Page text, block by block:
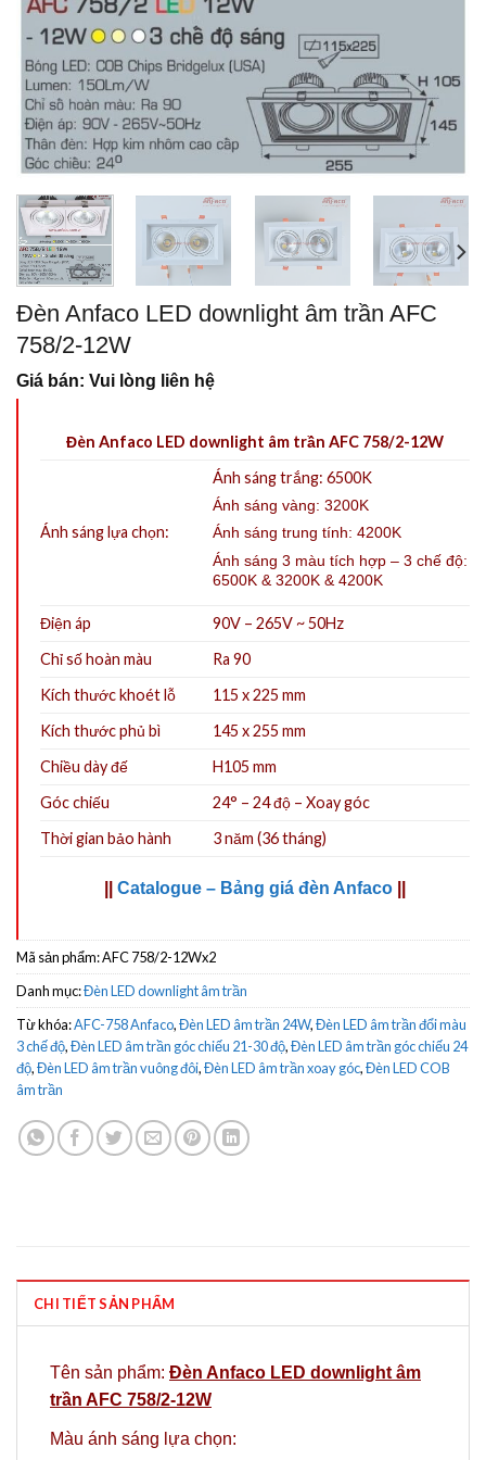
Đèn Anfaco LED downlight âm trần AFC
758/2-12W
Giá bán: Vui lòng liên hệ
Đèn Anfaco LED downlight âm trần AFC 758/2-12W
Ánh sáng lựa chọn:
Ánh sáng trắng: 6500K
Ánh sáng vàng: 3200K
Ánh sáng trung tính: 4200K
Ánh sáng 3 màu tích hợp – 3 chế độ:
6500K & 3200K & 4200K
Điện áp
90V – 265V ~ 50Hz
Chỉ số hoàn màu
Ra 90
Kích thước khoét lỗ
115 x 225 mm
Kích thước phủ bì
145 x 255 mm
Chiều dày đế
H105 mm
Góc chiếu
24° – 24 độ – Xoay góc
Thời gian bảo hành
3 năm (36 tháng)
Catalogue – Bảng giá đèn Anfaco
Mã sản phẩm:AFC 758/2-12Wx2
Danh mục:Đèn LED downlight âm trần
Từ khóa:AFC-758 Anfaco,Đèn LED âm trần 24W,Đèn LED âm trần đổi màu
3 chế độ,Đèn LED âm trần góc chiếu 21-30 độ,Đèn LED âm trần góc chiếu 24
độ,Đèn LED âm trần vuông đôi,Đèn LED âm trần xoay góc,Đèn LED COB
âm trần
CHI TIẾT SẢN PHẨM
Tên sản phẩm: Đèn Anfaco LED downlight âm
trần AFC 758/2-12W
Màu ánh sáng lựa chọn: